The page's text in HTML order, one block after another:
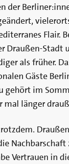
der
Flair.
Draußen-Stadt
als früher.
Gäste
gehört im
mal länger
Nachbarschaft
Vertrauen in